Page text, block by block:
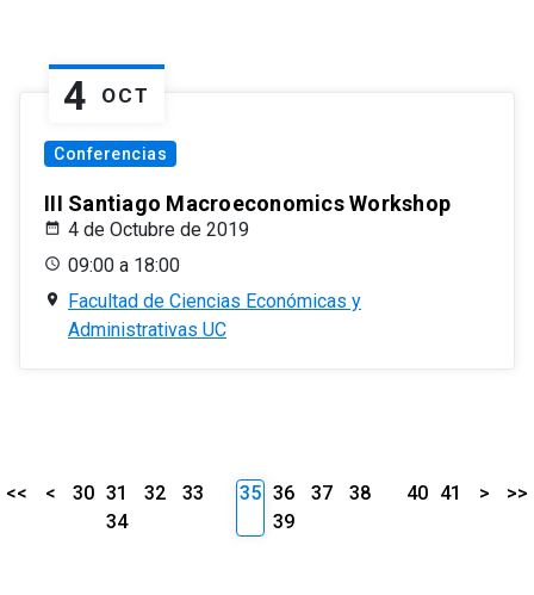
4 OCT
Conferencias
III Santiago Macroeconomics Workshop
4 de Octubre de 2019
09:00 a 18:00
Facultad de Ciencias Económicas y
Administrativas UC
<< < 30 31 32
33
34
35 36 37
38
39
40 41 > >>